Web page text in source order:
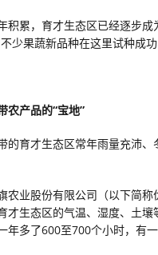
积累，育才生态区已经逐步成
少果蔬新品种在这里试种成
农产品的“宝地”
的育才生态区常年雨量充沛
农业股份有限公司（以下简
才生态区的气温、湿度、土
年多了600至700个小时，有